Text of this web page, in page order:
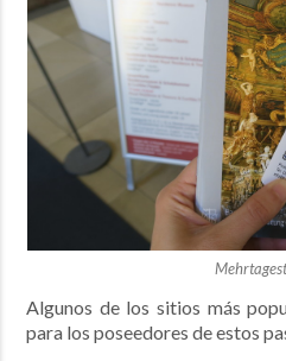
Algunos de los sitios más
para los poseedores de estos